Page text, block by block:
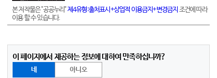
본 저작물은 "공공누리"제4유형:출처표시+상업적 이용금지+변경금지 조건에 따라
이용 할 수 있습니다.
이 페이지에서 제공하는 정보에 대하여 만족하십니까?
네 아니오